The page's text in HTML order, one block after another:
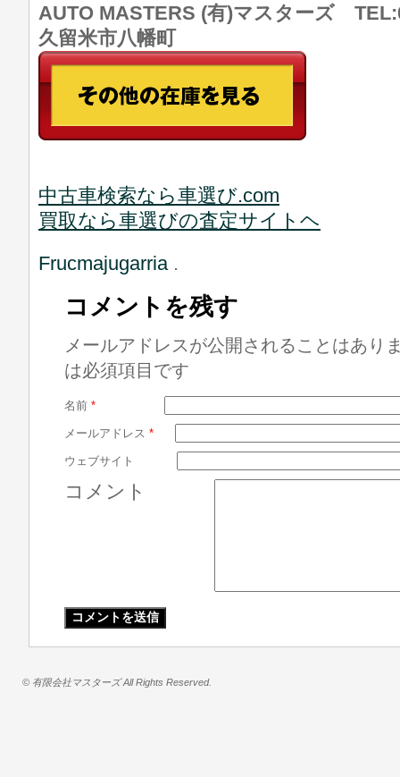
AUTO MASTERS (有)マスターズ
久留米市八幡町
中古車検索なら車選び.com
買取なら車選びの査定サイトヘ
Frucmajugarria.
コメントを残す
メールアドレスが公開されることはあり
は必須項目です
名前 *
メールアドレス *
ウェブサイト
コメント
© 有限会社マスターズ All Rights Reserved.